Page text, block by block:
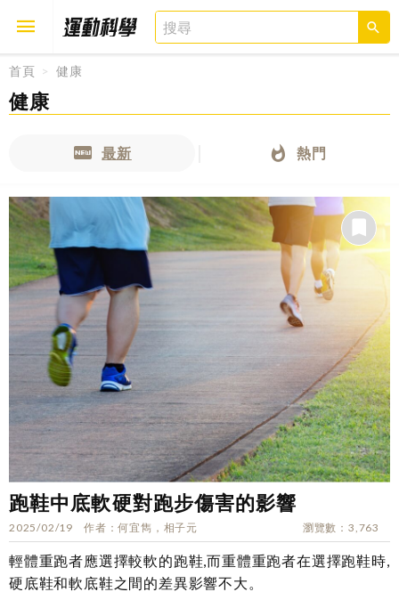
首頁 健康
健康
最新 熱門
跑鞋中底軟硬對跑步傷害的影響
2025/02/19 作者 何宜雋，相子元 瀏覽數 3,763
輕體重跑者應選擇較軟的跑鞋,而重體重跑者在選擇跑鞋時,
硬底鞋和軟底鞋之間的差異影響不大。